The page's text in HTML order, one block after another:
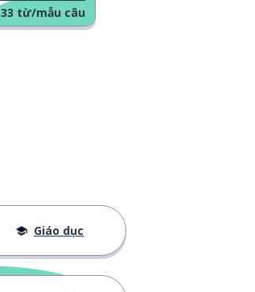
33 từ/mẫu câu
Giáo dục